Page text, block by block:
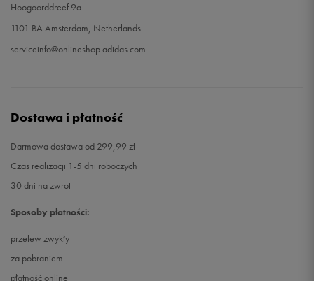
Hoogoorddreef 9a
1101 BA Amsterdam, Netherlands
serviceinfo@onlineshop.adidas.com
Dostawa i płatność
Darmowa dostawa od 299,99 zł
Czas realizacji 1-5 dni roboczych
30 dni na zwrot
Sposoby płatności:
przelew zwykły
za pobraniem
płatność online